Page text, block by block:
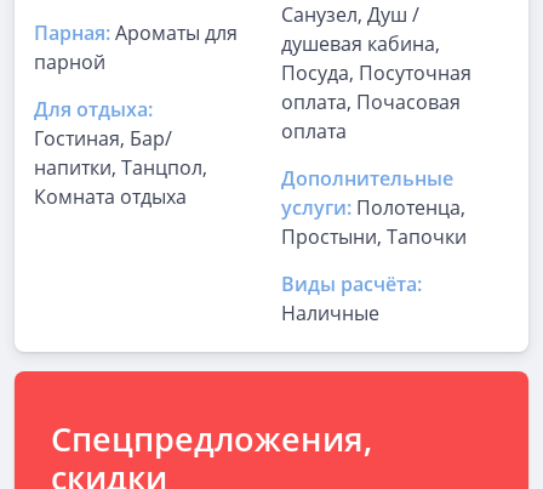
Парная:Ароматы для
парной
Для отдыха:
Гостиная, Бар/
напитки, Танцпол,
Комната отдыха
Санузел, Душ /
душевая кабина,
Посуда, Посуточная
оплата, Почасовая
оплата
Дополнительные
услуги: Полотенца,
Простыни, Тапочки
Виды расчёта:
Наличные
Спецпредложения,
скидки